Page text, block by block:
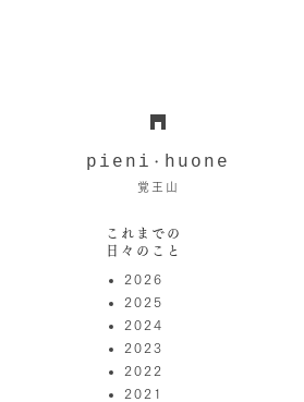
pieni ・huone
覚王山
これまでの
日々のこと
2026
2025
2024
2023
2022
2021